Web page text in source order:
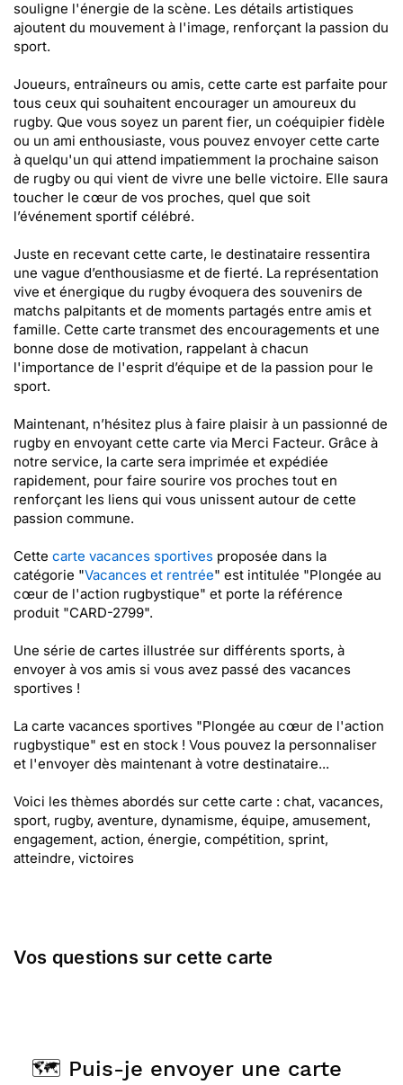
souligne l'énergie de la scène. Les détails artistiques
ajoutent du mouvement à l'image, renforçant la passion du
sport.
Joueurs, entraîneurs ou amis, cette carte est parfaite pour
tous ceux qui souhaitent encourager un amoureux du
rugby. Que vous soyez un parent fier, un coéquipier fidèle
ou un ami enthousiaste, vous pouvez envoyer cette carte
à quelqu'un qui attend impatiemment la prochaine saison
de rugby ou qui vient de vivre une belle victoire. Elle saura
toucher le cœur de vos proches, quel que soit
l’événement sportif célébré.
Juste en recevant cette carte, le destinataire ressentira
une vague d’enthousiasme et de fierté. La représentation
vive et énergique du rugby évoquera des souvenirs de
matchs palpitants et de moments partagés entre amis et
famille. Cette carte transmet des encouragements et une
bonne dose de motivation, rappelant à chacun
l'importance de l'esprit d’équipe et de la passion pour le
sport.
Maintenant, n’hésitez plus à faire plaisir à un passionné de
rugby en envoyant cette carte via Merci Facteur. Grâce à
notre service, la carte sera imprimée et expédiée
rapidement, pour faire sourire vos proches tout en
renforçant les liens qui vous unissent autour de cette
passion commune.
Cette carte vacances sportives proposée dans la
catégorie "Vacances et rentrée" est intitulée "Plongée au
cœur de l'action rugbystique" et porte la référence
produit "CARD-2799".
Une série de cartes illustrée sur différents sports, à
envoyer à vos amis si vous avez passé des vacances
sportives !
La carte vacances sportives "Plongée au cœur de l'action
rugbystique" est en stock ! Vous pouvez la personnaliser
et l'envoyer dès maintenant à votre destinataire...
Voici les thèmes abordés sur cette carte : chat, vacances,
sport, rugby, aventure, dynamisme, équipe, amusement,
engagement, action, énergie, compétition, sprint,
atteindre, victoires
Vos questions sur cette carte
🗺️ Puis-je envoyer une carte